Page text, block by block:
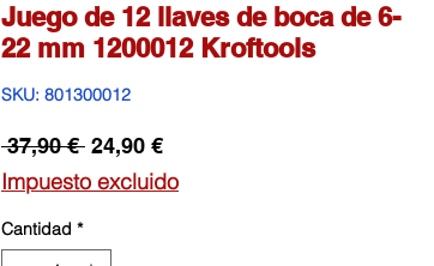
Juego de 12 llaves de boca de 6-
22 mm 1200012 Kroftools
SKU: 801300012
37,90 € Precio
24,90 €Precio
de
oferta
Impuesto excluido
Cantidad *